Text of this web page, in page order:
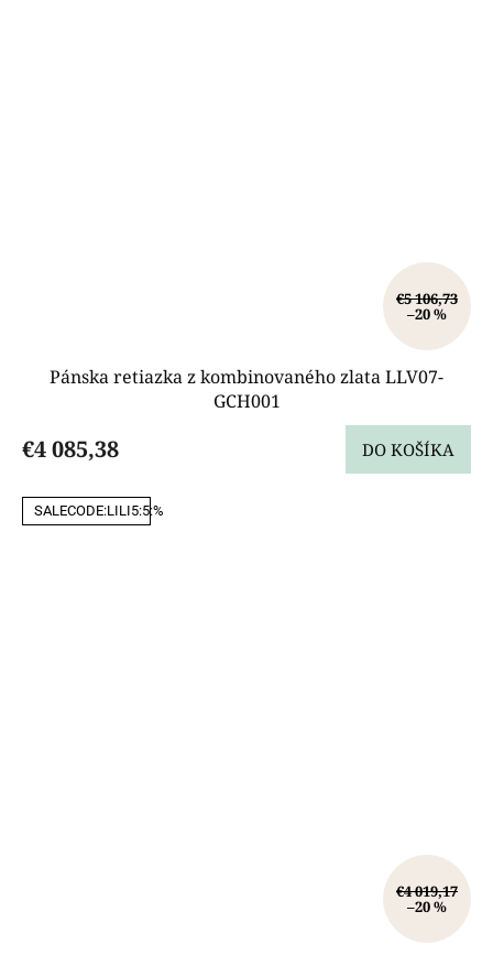
€5 106,73
–20 %
Pánska retiazka z kombinovaného zlata LLV07-
GCH001
€4 085,38 DO KOŠÍKA
SALECODE:LILI5:5:%
€4 019,17
–20 %